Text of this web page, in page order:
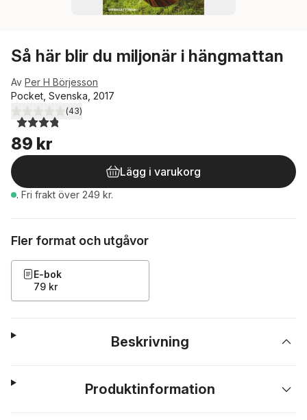
Så här blir du miljonär i hängmattan
Av Per H Börjesson
Pocket, Svenska, 2017
3,8utav 5 stjärnor. Totalt antal röster:
(43)
89 kr
Lägg i varukorg
. Fri frakt över 249 kr.
Fler format och utgåvor
E-bok
79 kr
Beskrivning
Produktinformation